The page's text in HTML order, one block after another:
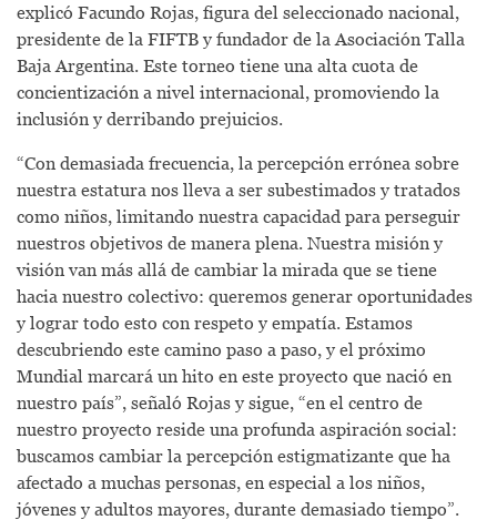
explicó Facundo Rojas, figura del seleccionado nacional,
presidente de la FIFTB y fundador de la Asociación Talla
Baja Argentina. Este torneo tiene una alta cuota de
concientización a nivel internacional, promoviendo la
inclusión y derribando prejuicios.
“Con demasiada frecuencia, la percepción errónea sobre
nuestra estatura nos lleva a ser subestimados y tratados
como niños, limitando nuestra capacidad para perseguir
nuestros objetivos de manera plena. Nuestra misión y
visión van más allá de cambiar la mirada que se tiene
hacia nuestro colectivo: queremos generar oportunidades
y lograr todo esto con respeto y empatía. Estamos
descubriendo este camino paso a paso, y el próximo
Mundial marcará un hito en este proyecto que nació en
nuestro país”, señaló Rojas y sigue, “en el centro de
nuestro proyecto reside una profunda aspiración social:
buscamos cambiar la percepción estigmatizante que ha
afectado a muchas personas, en especial a los niños,
jóvenes y adultos mayores, durante demasiado tiempo”.